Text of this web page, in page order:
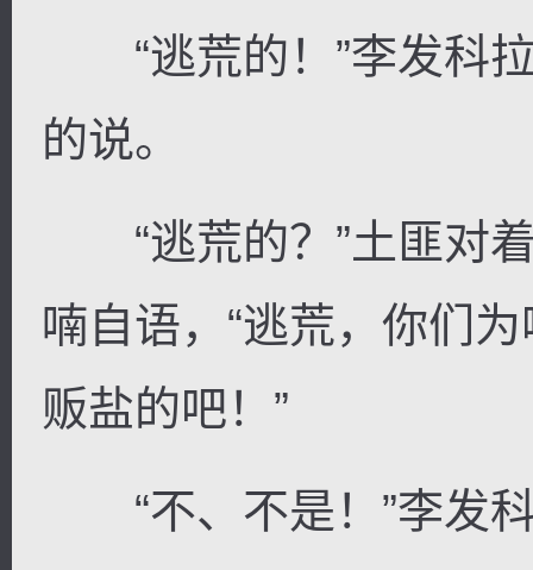
“逃荒的！”李发科拉
的说。
“逃荒的？”土匪对着
喃自语，“逃荒，你们
贩盐的吧！”
“不、不是！”李发科